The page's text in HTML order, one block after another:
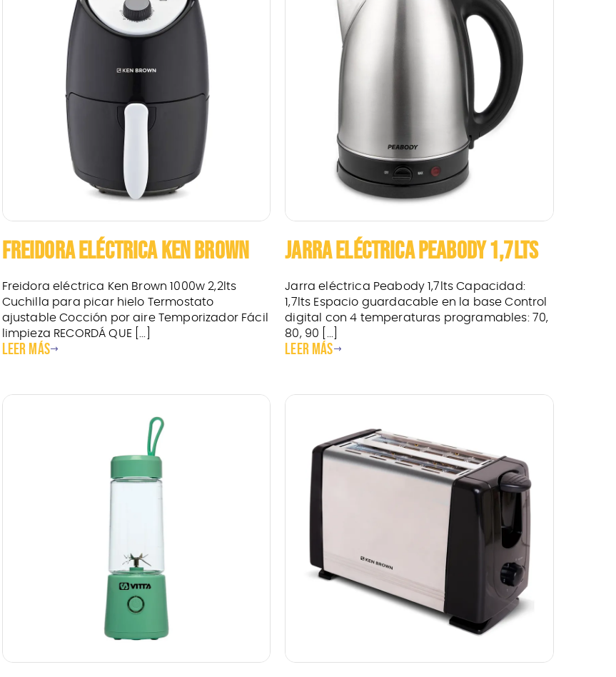
FREIDORA ELÉCTRICA KEN BROWN
Freidora eléctrica Ken Brown 1000w 2,2lts
Cuchilla para picar hielo Termostato
ajustable Cocción por aire Temporizador Fácil
limpieza RECORDÁ QUE [...]
Leer más
JARRA ELÉCTRICA PEABODY 1,7LTS
Jarra eléctrica Peabody 1,7lts Capacidad:
1,7lts Espacio guardacable en la base Control
digital con 4 temperaturas programables: 70,
80, 90 [...]
Leer más